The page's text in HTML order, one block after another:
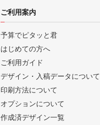
ご利用案内
予算でピタッと君
はじめての方へ
ご利用ガイド
デザイン・入稿データについて
印刷方法について
オプションについて
作成済デザイン一覧